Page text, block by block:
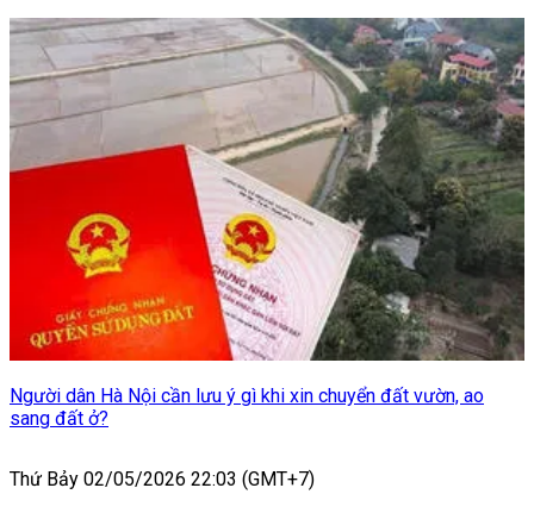
Người dân Hà Nội cần lưu ý gì khi xin chuyển đất vườn, ao
sang đất ở?
Thứ Bảy 02/05/2026 22:03 (GMT+7)